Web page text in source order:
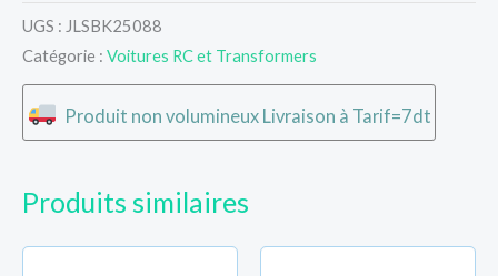
UGS : JLSBK25088
Catégorie : Voitures RC et Transformers
Produit non volumineux Livraison à Tarif=7dt
Produits similaires